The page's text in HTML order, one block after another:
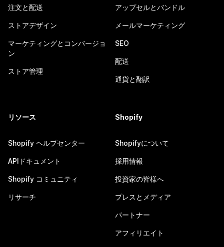
注文と配送
ストアデザイン
マーケティングとコンバージョ
ン
ストア管理
アップセルとバンドル
メールマーケティング
SEO
配送
通貨と翻訳
リソース
Shopify ヘルプセンター
APIドキュメント
Shopify コミュニティ
リサーチ
Shopify
Shopifyについて
採用情報
投資家の皆様へ
プレスとメディア
パートナー
アフィリエイト